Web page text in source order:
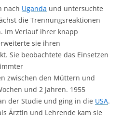
nach Uganda und untersuchte
die Trennungsreaktionen
Im Verlauf ihrer knapp
sie ihren
Sie beobachtete das Einsetzen
zwischen den Müttern und
und 2 Jahren. 1955
der Studie und ging in die USA.
Ärztin und Lehrende kam sie